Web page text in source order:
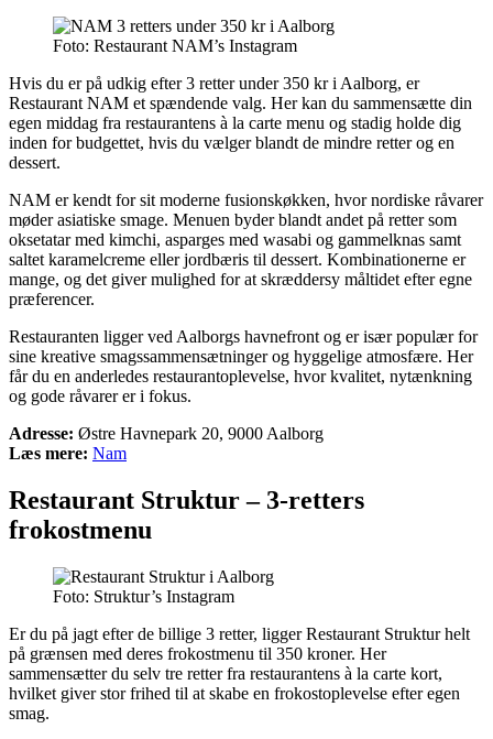
Foto: Restaurant NAM’s Instagram
Hvis du er på udkig efter3 retter under 350 kr i Aalborg, er
Restaurant NAM et spændende valg. Her kan du sammensætte din
egen middag fra restaurantens à la carte menu og stadig holde dig
inden for budgettet, hvis du vælger blandt de mindre retter og en
dessert.
NAM er kendt for sit moderne fusionskøkken, hvor nordiske råvarer
møder asiatiske smage. Menuen byder blandt andet på retter som
oksetatar med kimchi, asparges med wasabi og gammelknas samt
saltet karamelcreme eller jordbæris til dessert. Kombinationerne er
mange, og det giver mulighed for at skræddersy måltidet efter egne
præferencer.
Restauranten ligger ved Aalborgs havnefront og er især populær for
sine kreative smagssammensætninger og hyggelige atmosfære. Her
får du en anderledes restaurantoplevelse, hvor kvalitet, nytænkning
og gode råvarer er i fokus.
Adresse: Østre Havnepark 20, 9000 Aalborg
Læs mere: Nam
Restaurant Struktur – 3-retters
frokostmenu
Foto: Struktur’s Instagram
Er du på jagt efter de billige 3 retter, ligger Restaurant Struktur helt
på grænsen med deres frokostmenu til 350 kroner. Her
sammensætter du selv tre retter fra restaurantens à la carte kort,
hvilket giver stor frihed til at skabe en frokostoplevelse efter egen
smag.